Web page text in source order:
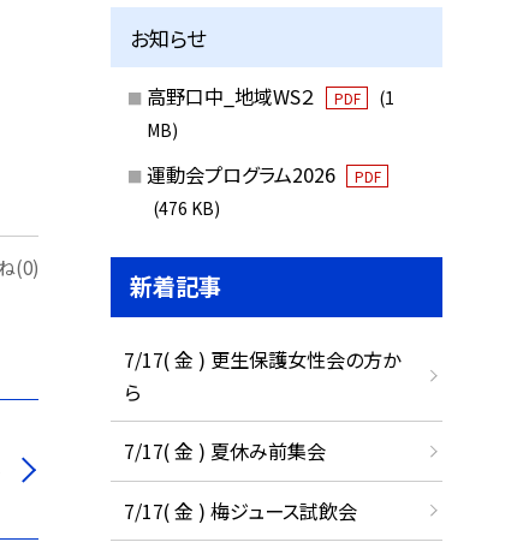
(0)
お知らせ
高野口中_地域WS２ PDF
(1
MB)
運動会プログラム2026 PDF
(476 KB)
新着記事
7/17( 金 ) 更生保護女性会の方か
ら
7/17( 金 ) 夏休み前集会
7/17( 金 ) 梅ジュース試飲会